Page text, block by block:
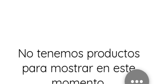
No tenemos productos
para mostrar en este